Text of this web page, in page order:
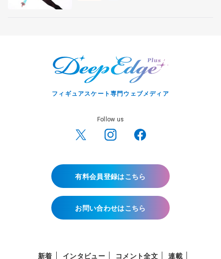
フィギュアスケート専門ウェブメディア
Follow us
有料会員登録はこちら
お問い合わせはこちら
新着 インタビュー コメント全文 連載